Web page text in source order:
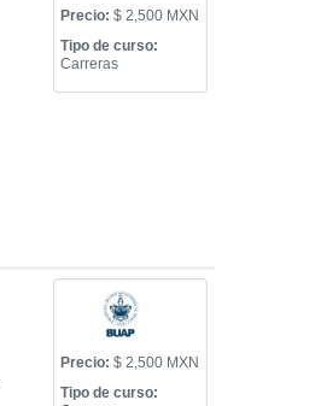
Precio: $ 2,500 MXN
Tipo de curso:
Carreras
Precio: $ 2,500 MXN
Tipo de curso: